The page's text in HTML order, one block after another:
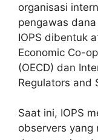
organisasi
pengawas
IOPS dibentuk
Economic Co-
(OECD) dan
Regulators and
Saat ini, IOPS
observers yang